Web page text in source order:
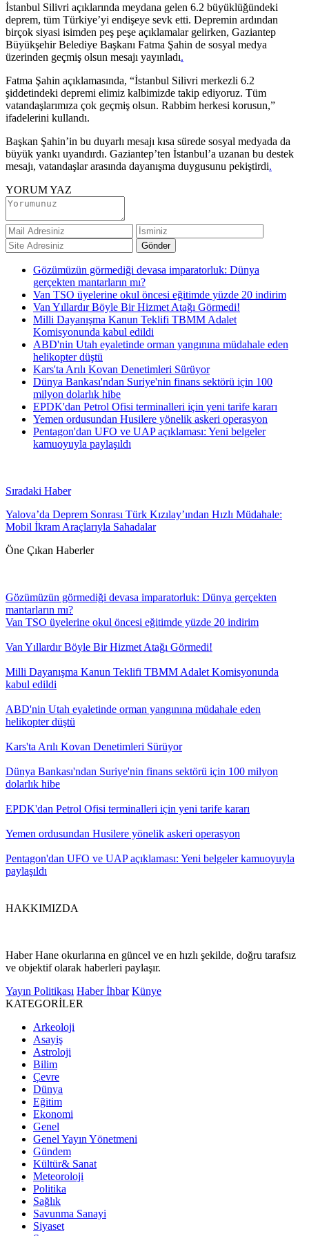
İstanbul Silivri açıklarında meydana gelen 6.2 büyüklüğündeki
deprem, tüm Türkiye’yi endişeye sevk etti. Depremin ardından
birçok siyasi isimden peş peşe açıklamalar gelirken, Gaziantep
Büyükşehir Belediye Başkanı Fatma Şahin de sosyal medya
üzerinden geçmiş olsun mesajı yayınladı.
Fatma Şahin açıklamasında, “İstanbul Silivri merkezli 6.2
şiddetindeki depremi elimiz kalbimizde takip ediyoruz. Tüm
vatandaşlarımıza çok geçmiş olsun. Rabbim herkesi korusun,”
ifadelerini kullandı.
Başkan Şahin’in bu duyarlı mesajı kısa sürede sosyal medyada da
büyük yankı uyandırdı. Gaziantep’ten İstanbul’a uzanan bu destek
mesajı, vatandaşlar arasında dayanışma duygusunu pekiştirdi.
YORUM YAZ
Gözümüzün görmediği devasa imparatorluk: Dünya
gerçekten mantarların mı?
Van TSO üyelerine okul öncesi eğitimde yüzde 20 indirim
Van Yıllardır Böyle Bir Hizmet Atağı Görmedi!
Milli Dayanışma Kanun Teklifi TBMM Adalet
Komisyonunda kabul edildi
ABD'nin Utah eyaletinde orman yangınına müdahale eden
helikopter düştü
Kars'ta Arılı Kovan Denetimleri Sürüyor
Dünya Bankası'ndan Suriye'nin finans sektörü için 100
milyon dolarlık hibe
EPDK'dan Petrol Ofisi terminalleri için yeni tarife kararı
Yemen ordusundan Husilere yönelik askeri operasyon
Pentagon'dan UFO ve UAP açıklaması: Yeni belgeler
kamuoyuyla paylaşıldı
Sıradaki Haber
Yalova’da Deprem Sonrası Türk Kızılay’ından Hızlı Müdahale:
Mobil İkram Araçlarıyla Sahadalar
Öne Çıkan Haberler
Gözümüzün görmediği devasa imparatorluk: Dünya gerçekten
mantarların mı?
Van TSO üyelerine okul öncesi eğitimde yüzde 20 indirim
Van Yıllardır Böyle Bir Hizmet Atağı Görmedi!
Milli Dayanışma Kanun Teklifi TBMM Adalet Komisyonunda
kabul edildi
ABD'nin Utah eyaletinde orman yangınına müdahale eden
helikopter düştü
Kars'ta Arılı Kovan Denetimleri Sürüyor
Dünya Bankası'ndan Suriye'nin finans sektörü için 100 milyon
dolarlık hibe
EPDK'dan Petrol Ofisi terminalleri için yeni tarife kararı
Yemen ordusundan Husilere yönelik askeri operasyon
Pentagon'dan UFO ve UAP açıklaması: Yeni belgeler kamuoyuyla
paylaşıldı
HAKKIMIZDA
Haber Hane okurlarına en güncel ve en hızlı şekilde, doğru tarafsız
ve objektif olarak haberleri paylaşır.
Yayın Politikası Haber İhbar Künye
KATEGORİLER
Arkeoloji
Asayiş
Astroloji
Bilim
Çevre
Dünya
Eğitim
Ekonomi
Genel
Genel Yayın Yönetmeni
Gündem
Kültür& Sanat
Meteoroloji
Politika
Sağlık
Savunma Sanayi
Siyaset